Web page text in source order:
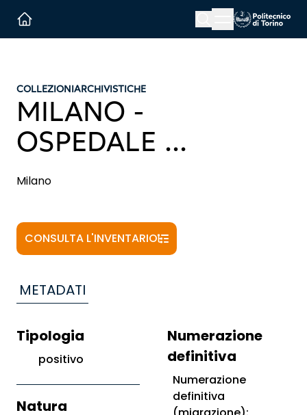
Menu button
COLLEZIONIARCHIVISTICHE
MILANO -
OSPEDALE ...
Milano
CONSULTA L'INVENTARIO
METADATI
Tipologia
positivo
Natura
Numerazione
definitiva
Numerazione
definitiva